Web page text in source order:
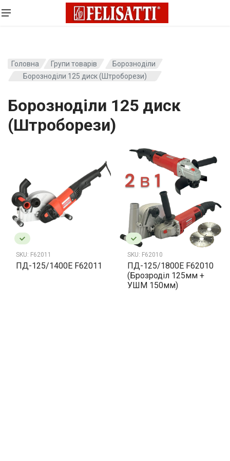
Головна Групи товарів
Борозноділи
Борозноділи 125 диск (Штроборези)
Борозноділи 125 диск
(Штроборези)
SKU: F62011
ПД-125/1400Е F62011
SKU: F62010
ПД-125/1800Е F62010
(Брозроділ 125мм +
УШМ 150мм)